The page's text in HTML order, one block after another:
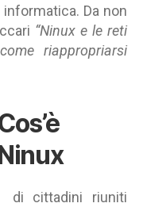
Da non
“Ninux e le reti
riappropriarsi
di cittadini riuniti